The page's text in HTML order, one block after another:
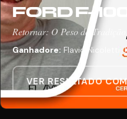
FORD F-100
Retornar: O Peso da Tradição
Ganhadore: Flavio Nicoletti
VER RESULTADO